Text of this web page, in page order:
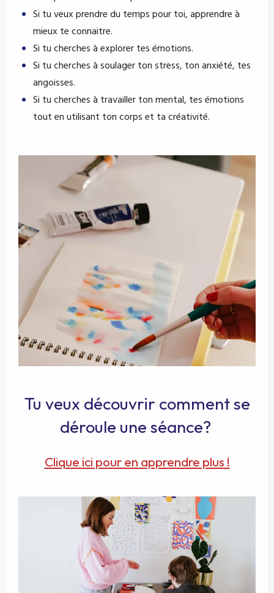
Si tu veux prendre du temps pour toi, apprendre à
mieux te connaitre.
Si tu cherches à explorer tes émotions.
Si tu cherches à soulager ton stress, ton anxiété, tes
angoisses.
Si tu cherches à travailler ton mental, tes émotions
tout en utilisant ton corps et ta créativité.
Tu veux découvrir comment se
déroule une séance?
Clique ici pour en apprendre plus !